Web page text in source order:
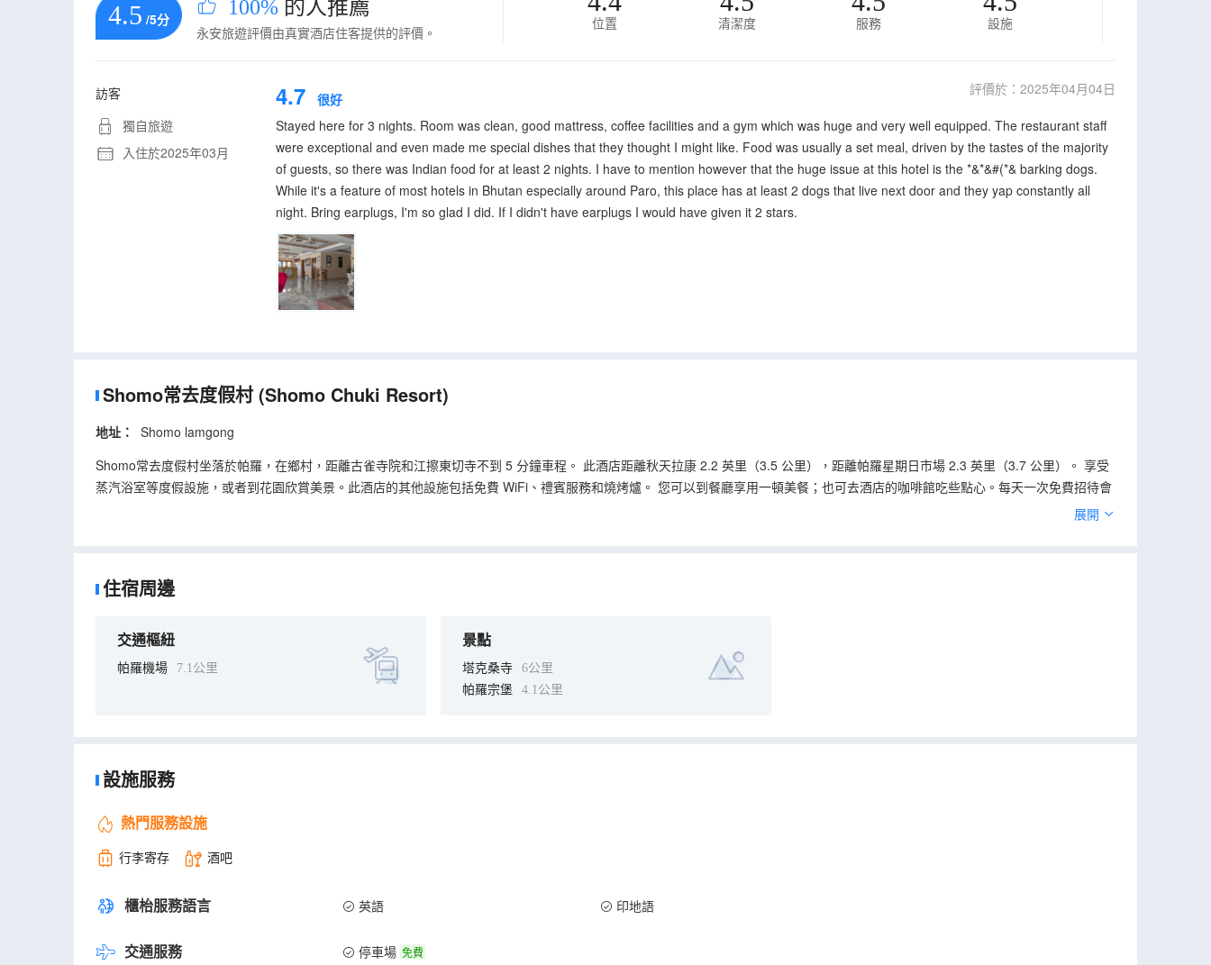
4.5 /5分 100% 的人推薦
永安旅遊評價由真實酒店住客提供的評價。 位置 清潔度 服務 設施
訪客
獨自旅遊
入住於2025年03月
4.7 很好
評價於：2025年04月04日
Stayed here for 3 nights. Room was clean, good mattress, coffee facilities and a gym which was huge and very well equipped. The restaurant staff
were exceptional and even made me special dishes that they thought I might like. Food was usually a set meal, driven by the tastes of the majority
of guests, so there was Indian food for at least 2 nights. I have to mention however that the huge issue at this hotel is the *&*&#(*& barking dogs.
While it's a feature of most hotels in Bhutan especially around Paro, this place has at least 2 dogs that live next door and they yap constantly all
night. Bring earplugs, I'm so glad I did. If I didn't have earplugs I would have given it 2 stars.
Shomo常去度假村(Shomo Chuki Resort)
地址：
Shomo lamgong
Shomo常去度假村坐落於帕羅，在鄉村，距離古雀寺院和江擦東切寺不到 5 分鐘車程。 此酒店距離秋天拉康 2.2 英里（3.5 公里），距離帕羅星期日市場 2.3 英里（3.7 公里）。 享受
蒸汽浴室等度假設施，或者到花園欣賞美景。此酒店的其他設施包括免費 WiFi、禮賓服務和燒烤爐。 您可以到餐廳享用一頓美餐；也可去酒店的咖啡館吃些點心。每天一次免費招待會
舉行免費招待會，您可以藉此結識其他住客。在忙碌的一天後，不妨去酒吧/酒廊輕鬆一下。 特色服務/設施包括24 小時前台服務、多語言服務和行李寄存。酒店提供免費自助停車。 有
展開
住宿周邊
交通樞紐
帕羅機場 7.1公里
景點
塔克桑寺
6公里
帕羅宗堡
4.1公里
設施服務
熱門服務設施
行李寄存 酒吧
櫃枱服務語言 英語 印地語
交通服務 停車場 免費